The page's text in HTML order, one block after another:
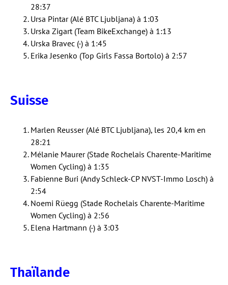
28:37
Ursa Pintar (Alé BTC Ljubljana) à 1:03
Urska Zigart (Team BikeExchange) à 1:13
Urska Bravec (-) à 1:45
Erika Jesenko (Top Girls Fassa Bortolo) à 2:57
Suisse
Marlen Reusser (Alé BTC Ljubljana), les 20,4 km en
28:21
Mélanie Maurer (Stade Rochelais Charente-Maritime
Women Cycling) à 1:35
Fabienne Buri (Andy Schleck-CP NVST-Immo Losch) à
2:54
Noemi Rüegg (Stade Rochelais Charente-Maritime
Women Cycling) à 2:56
Elena Hartmann (-) à 3:03
Thaïlande